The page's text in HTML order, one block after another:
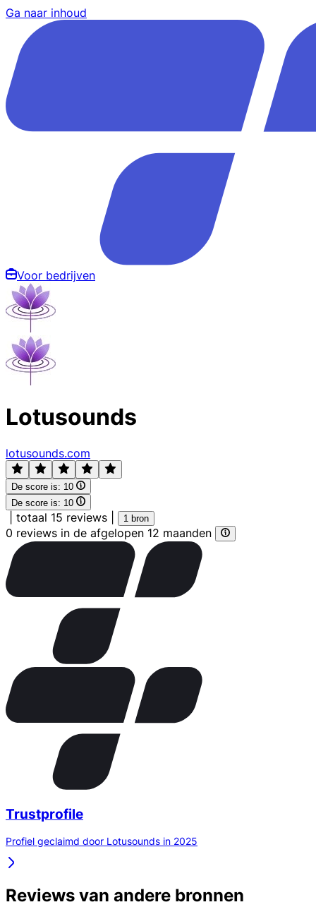
Ga naar inhoud
Voor bedrijven
Lotusounds
lotusounds.com
De score is: 10
De score is: 10
totaal 15 reviews 1 bron
0 reviews in de afgelopen 12 maanden
Trustprofile
Profiel geclaimd door Lotusounds in 2025
Reviews van andere bronnen